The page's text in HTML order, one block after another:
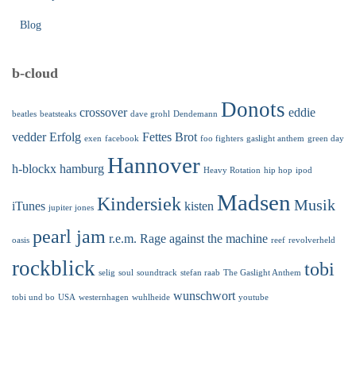
Blog
b-cloud
beatles beatsteaks crossover dave grohl Dendemann Donots eddie
vedder Erfolg exen facebook Fettes Brot foo fighters gaslight anthem green day
h-blockx hamburg Hannover Heavy Rotation hip hop ipod
iTunes jupiter jones Kindersiek kisten Madsen Musik
oasis pearl jam r.e.m. Rage against the machine reef revolverheld
rockblick selig soul soundtrack stefan raab The Gaslight Anthem tobi
tobi und bo USA westernhagen wuhlheide wunschwort youtube